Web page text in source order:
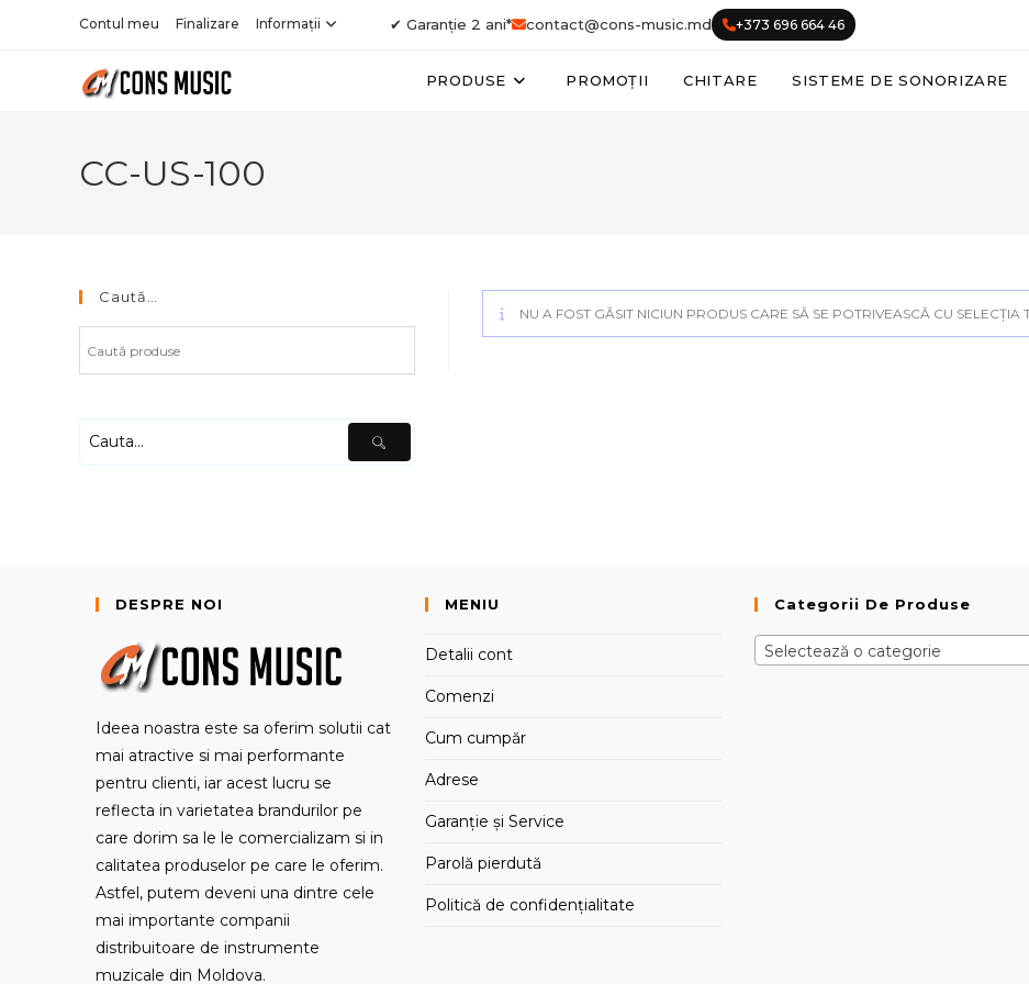
Contul meu Finalizare Informații ✔ Garanție 2 ani* contact@cons-music.md +373 696 664 46
PRODUSE PROMOȚII CHITARE SISTEME DE SONORIZARE
CC-US-100
NU A FOST GĂSIT NICIUN PRODUS CARE SĂ SE POTRIVEASCĂ CU SELECȚIA
Caută…
DESPRE NOI
Ideea noastra este sa oferim solutii cat
mai atractive si mai performante
pentru clienti, iar acest lucru se
reflecta in varietatea brandurilor pe
care dorim sa le le comercializam si in
calitatea produselor pe care le oferim.
Astfel, putem deveni una dintre cele
mai importante companii
distribuitoare de instrumente
muzicale din Moldova.
MENIU
Detalii cont
Comenzi
Cum cumpăr
Adrese
Garanție și Service
Parolă pierdută
Politică de confidențialitate
Categorii De Produse
Selectează o categorie